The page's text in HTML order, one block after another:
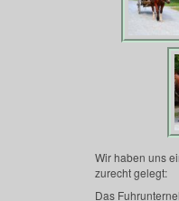
Wir haben uns
zurecht gelegt:
Das